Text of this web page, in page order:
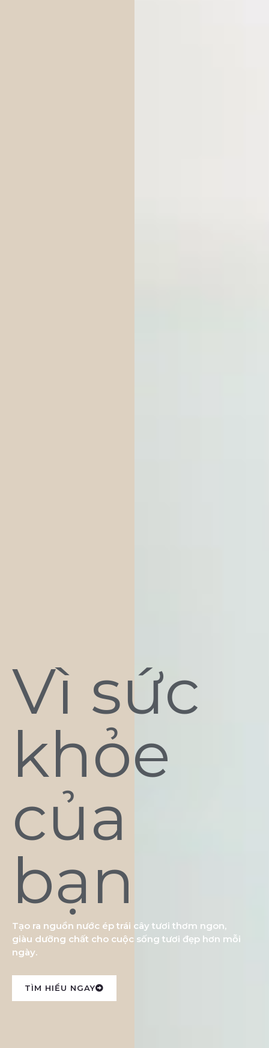
Vì sức
khỏe
của
bạn
Tạo ra nguồn nước ép trái cây tươi thơm ngon,
giàu dưỡng chất cho cuộc sống tươi đẹp hơn mỗi
ngày.
TÌM HIỂU NGAY